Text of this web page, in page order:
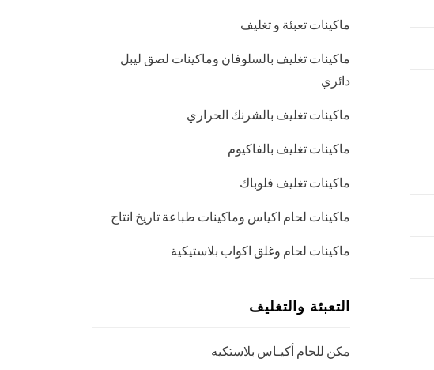
ماكينات تعبئة و تغليف
ماكينات تغليف بالسلوفان وماكينات لصق ليبل
دائري
ماكينات تغليف بالشرنك الحراري
ماكينات تغليف بالفاكيوم
ماكينات تغليف فلوباك
ماكينات لحام اكياس وماكينات طباعة تاريخ انتاج
ماكينات لحام وغلق اكواب بلاستيكية
التعبئة والتغليف
مكن للحام أكيـاس بلاستكيه